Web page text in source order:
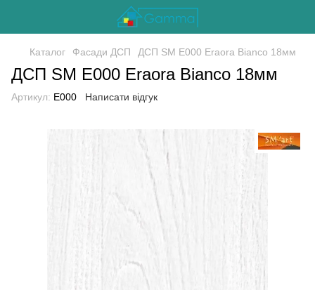
Каталог Фасади ДСП ДСП SM E000 Eraora Bianco 18мм
ДСП SM E000 Eraora Bianco 18мм
Артикул: E000 Написати відгук